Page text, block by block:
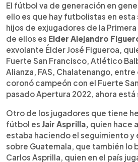
El fútbol va de generación en
ello es que hay futbolistas en
hijos de exjugadores de la
de ellos es Elder Alejandro
exvolante Élder José Figueroa,
Fuerte San Francisco, Atlético
Alianza, FAS, Chalatenango,
coronó campeón con el Fuerte
pasado Apertura 2022, ahora está
Otro de los jugadores que tiene
fútbol es Jair Asprilla, quien hace
estaba haciendo el seguimiento y
sobre Guatemala, que también lo
Carlos Asprilla, quien en el país